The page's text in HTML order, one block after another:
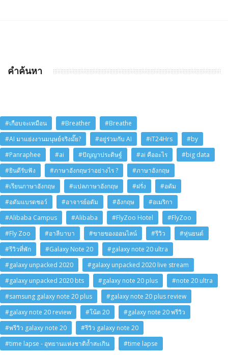
คำค้นหา
#เกือบจะเหมือน #Breather
#Breathe
#AI มาแย่งงานมนุษย์จริงมั๊ย?
#อยู่ร่วมกับ AI #iT24Hrs
#by
#Panraphee
#ai #ปัญญาประดิษฐ์ #ai คืออะไร
#big data
#ยินดีรับฟัง
#ภาษาอังกฤษว่าอย่างไร ?
#ภาษาอังกฤษ
#เรียนภาษาอังกฤษ
#แปลภาษาอังกฤษ #ฝรั่ง
#อดัม
#อดัมแบรดชอว์
#อาจารย์อดัม #อังกฤษ
#อเมริกา
#Alibaba Campus
#Alibaba #FlyZoo Hotel
#FlyZoo
#Fly Zoo
#อาลีบาบา #ขายของออนไลน์ #รีวิว
#หุ่นยนต์
#รีวิวที่พัก
#Galaxy Note 20
#galaxy note 20 ultra
#galaxy unpacked 2020
#galaxy unpacked 2020 live stream
#galaxy unpacked 2020 bts
#galaxy note 20 plus
#note 20 ultra
#samsung galaxy note 20 plus
#galaxy note 20 plus review
#galaxy note 20 review
#โน้ต 20
#galaxy note 20 พรีวิว
#พรีวิว galaxy note 20
#รีวิว galaxy note 20
#time lapse - อุทยานแห่งชาติถ้ำสะเกิน
#time lapse